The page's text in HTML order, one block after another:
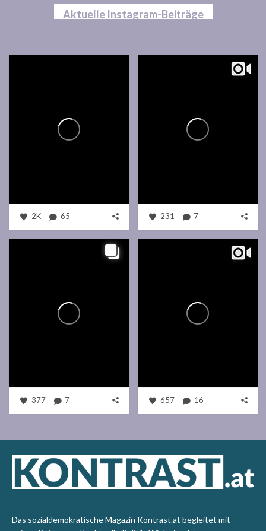
Aktuelle Instagram-Beiträge
2K 65 231 7
377 7 657 16
Das sozialdemokratische Magazin Kontrast.at begleitet mit